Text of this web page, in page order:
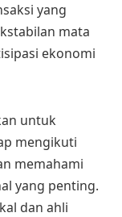
yang
mata
ekonomi
untuk
mengikuti
memahami
yang penting.
dan ahli